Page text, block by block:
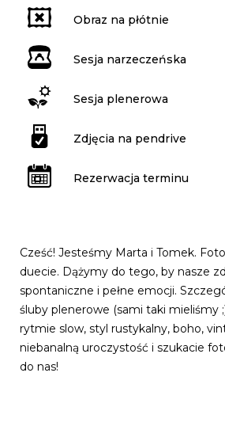
Obraz na płótnie
Sesja narzeczeńska
Sesja plenerowa
Zdjęcia na pendrive
Rezerwacja terminu
Cześć! Jesteśmy Marta i Tomek.
duecie. Dążymy do tego, by nasze
spontaniczne i pełne emocji.
śluby plenerowe (sami taki mieliśmy
rytmie slow, styl rustykalny, boho,
niebanalną uroczystość i szukacie
do nas!